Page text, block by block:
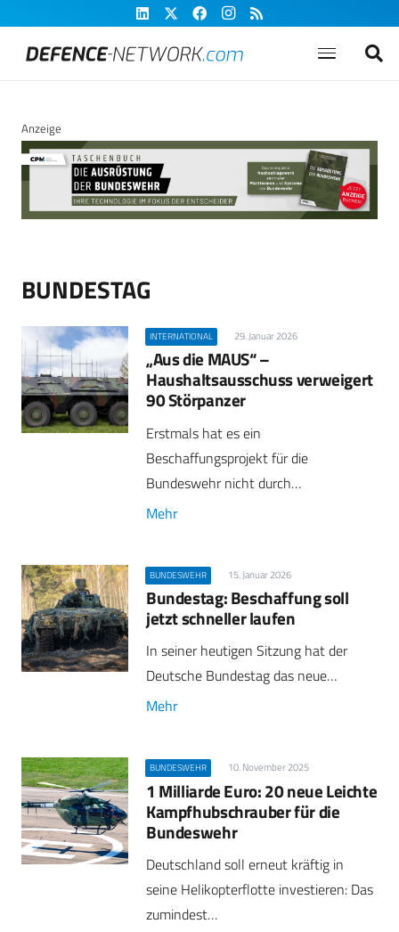
Anzeige
BUNDESTAG
INTERNATIONAL 29. Januar 2026
„Aus die MAUS“ –
Haushaltsausschuss verweigert
90 Störpanzer
Erstmals hat es ein
Beschaffungsprojekt für die
Bundeswehr nicht durch…
Mehr
BUNDESWEHR 15. Januar 2026
Bundestag: Beschaffung soll
jetzt schneller laufen
In seiner heutigen Sitzung hat der
Deutsche Bundestag das neue…
Mehr
BUNDESWEHR 10. November 2025
1 Milliarde Euro: 20 neue Leichte
Kampfhubschrauber für die
Bundeswehr
Deutschland soll erneut kräftig in
seine Helikopterflotte investieren: Das
zumindest…